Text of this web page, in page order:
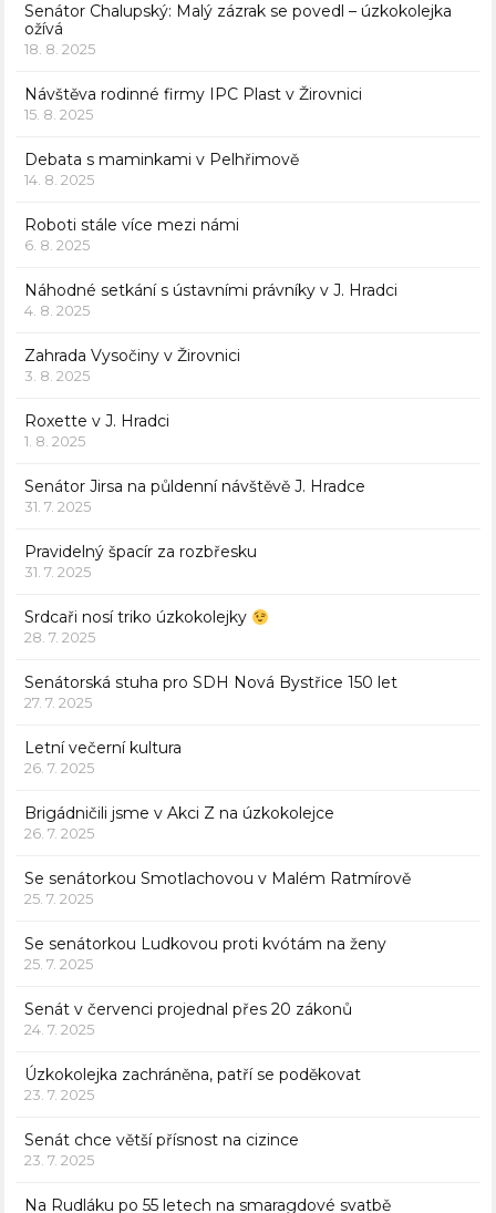
Senátor Chalupský: Malý zázrak se povedl – úzkokolejka
ožívá
18. 8. 2025
Návštěva rodinné firmy IPC Plast v Žirovnici
15. 8. 2025
Debata s maminkami v Pelhřimově
14. 8. 2025
Roboti stále více mezi námi
6. 8. 2025
Náhodné setkání s ústavními právníky v J. Hradci
4. 8. 2025
Zahrada Vysočiny v Žirovnici
3. 8. 2025
Roxette v J. Hradci
1. 8. 2025
Senátor Jirsa na půldenní návštěvě J. Hradce
31. 7. 2025
Pravidelný špacír za rozbřesku
31. 7. 2025
Srdcaři nosí triko úzkokolejky
28. 7. 2025
Senátorská stuha pro SDH Nová Bystřice 150 let
27. 7. 2025
Letní večerní kultura
26. 7. 2025
Brigádničili jsme v Akci Z na úzkokolejce
26. 7. 2025
Se senátorkou Smotlachovou v Malém Ratmírově
25. 7. 2025
Se senátorkou Ludkovou proti kvótám na ženy
25. 7. 2025
Senát v červenci projednal přes 20 zákonů
24. 7. 2025
Úzkokolejka zachráněna, patří se poděkovat
23. 7. 2025
Senát chce větší přísnost na cizince
23. 7. 2025
Na Rudláku po 55 letech na smaragdové svatbě